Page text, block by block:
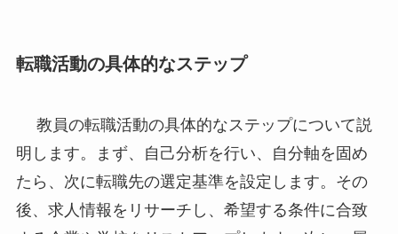
転職活動の具体的なステップ
教員の転職活動の具体的なステップについて説
明します。まず、自己分析を行い、自分軸を固め
たら、次に転職先の選定基準を設定します。その
後、求人情報をリサーチし、希望する条件に合致